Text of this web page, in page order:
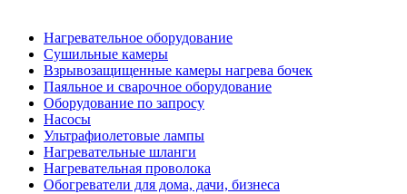
Нагревательное оборудование
Сушильные камеры
Взрывозащищенные камеры нагрева бочек
Паяльное и сварочное оборудование
Оборудование по запросу
Насосы
Ультрафиолетовые лампы
Нагревательные шланги
Нагревательная проволока
Обогреватели для дома, дачи, бизнеса